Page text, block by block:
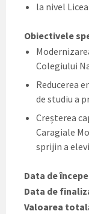
la nivel
Obiectivele
Colegiului
Reducerea
de studiu a
Creșterea
Caragiale
sprijin a
Data de
Data de
Valoarea